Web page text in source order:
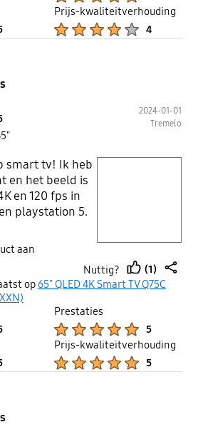
Prijs-kwaliteitverhouding
4
2024-01-01
Tremelo
smart tv! Ik heb
en het beeld is
en 120 fps in
playstation 5.
iedereen aan
een goede
aan
Nuttig?
thumb
(1)
share
op65" QLED 4K Smart TV Q75C
Prestaties
5
Prijs-kwaliteitverhouding
5